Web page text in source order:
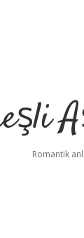
Romantik